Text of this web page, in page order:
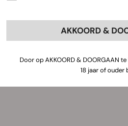
AKKOORD &
Door op AKKOORD & DOORGAAN
18 jaar of ouder